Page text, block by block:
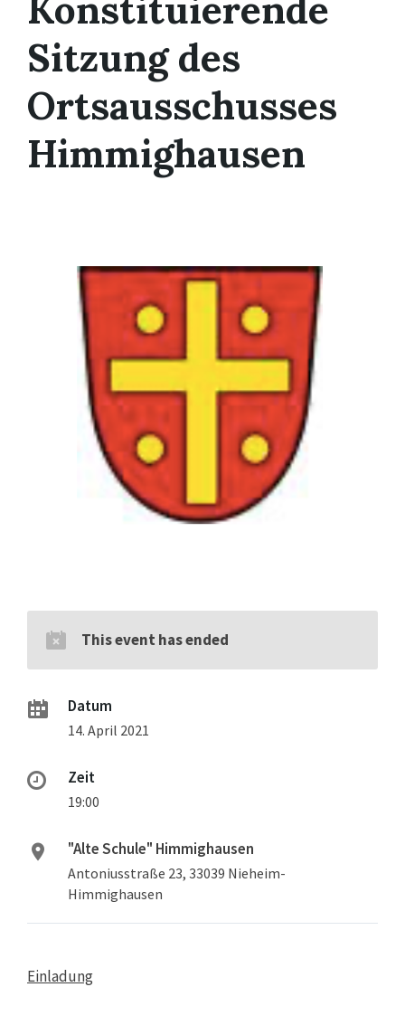
Sitzung des
Ortsausschusses
Himmighausen
This event has ended
Datum
14. April 2021
Zeit
19:00
"Alte Schule" Himmighausen
Antoniusstraße 23, 33039 Nieheim-
Himmighausen
Einladung